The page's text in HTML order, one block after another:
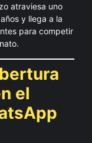
atraviesa uno
y llega a la
para competir
el